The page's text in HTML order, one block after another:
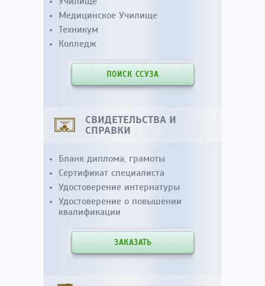
Медицинское Училище
Техникум
Колледж
ПОИСК ССУЗА
СВИДЕТЕЛЬСТВА И
СПРАВКИ
Бланк диплома, грамоты
Сертификат специалиста
Удостоверение интернатуры
Удостоверение о повышении
квалификации
ЗАКАЗАТЬ